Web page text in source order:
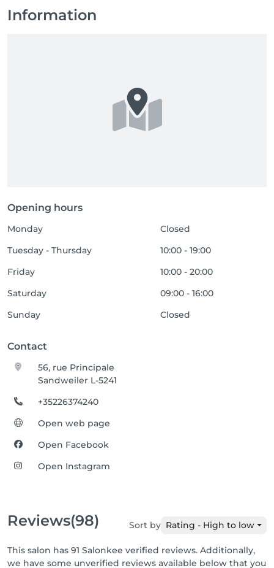
Information
Opening hours
Monday
Closed
Tuesday - Thursday
10:00 - 19:00
Friday
10:00 - 20:00
Saturday
09:00 - 16:00
Sunday
Closed
Contact
56, rue Principale
Sandweiler L-5241
+35226374240
Open web page
Open Facebook
Open Instagram
Reviews(98) Sort by Rating - High to low
This salon has 91 Salonkee verified reviews. Additionally,
we have some unverified reviews available below that you